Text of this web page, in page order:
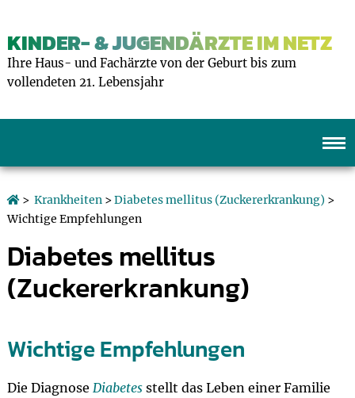
KINDER- & JUGENDÄRZTE IM NETZ
Ihre Haus- und Fachärzte von der Geburt bis zum
vollendeten 21. Lebensjahr
> Krankheiten>Diabetes mellitus (Zuckererkrankung) >
Wichtige Empfehlungen
Diabetes mellitus
(Zuckererkrankung)
Wichtige Empfehlungen
Die Diagnose Diabetesstellt das Leben einer Familie